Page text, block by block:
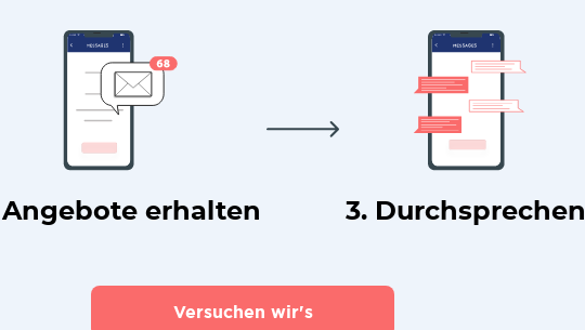
Angebote erhalten 3. Durchsprechen
Versuchen wir's